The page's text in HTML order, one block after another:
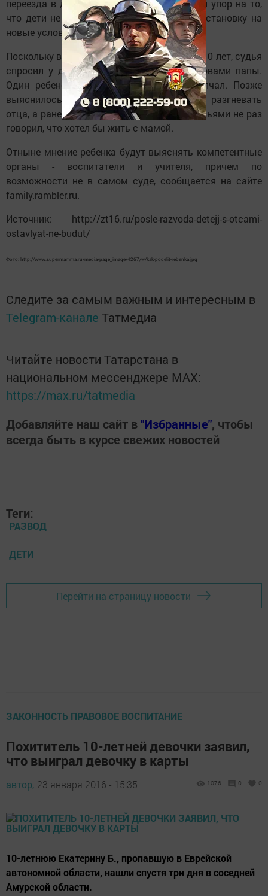
переезда в другой город. Тогда отец делал упор на то,
что дети не готовы менять привычную обстановку на
новые условия и хотят остаться с ним.
Поскольку возраст обоих ребят превышал 10 лет, судья
спросил у детей, согласны ли они со словами папы.
Один ребенок согласился, второй промолчал. Позже
выяснилось, что промолчал он из страха разгневать
отца, а ранее в беседах с учителями и друзьями не раз
говорил, что хотел бы жить с мамой.
Отныне мнение ребенка будут выяснять компетентные
органы - воспитатели и учителя, причем по
возможности не в самом суде, сообщается на сайте
family.rambler.ru.
Источник: http://zt16.ru/posle-razvoda-detejj-s-otcami-
ostavlyat-ne-budut/
Фото: http://www.supermamma.ru/media/page_image/4267/w/kak-podelit-rebenka.jpg
Следите за самым важным и интересным в
Telegram-канале Татмедиа
Читайте новости Татарстана в
национальном мессенджере MАХ:
https://max.ru/tatmedia
Добавляйте наш сайт в"Избранные", чтобы
всегда быть в курсе свежих новостей
Теги:
РАЗВОД
ДЕТИ
Перейти на страницу новости
ЗАКОННОСТЬ ПРАВОВОЕ ВОСПИТАНИЕ
Похититель 10-летней девочки заявил,
что выиграл девочку в карты
автор, 23 января 2016 - 15:35 1076 0 0
10-летнюю Екатерину Б., пропавшую в Еврейской
автономной области, нашли спустя три дня в соседней
Амурской области.